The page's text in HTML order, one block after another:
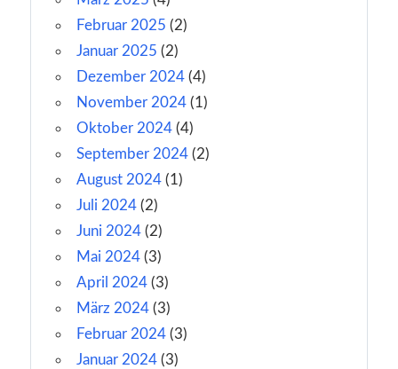
Februar 2025 (2)
Januar 2025 (2)
Dezember 2024 (4)
November 2024 (1)
Oktober 2024 (4)
September 2024 (2)
August 2024 (1)
Juli 2024 (2)
Juni 2024 (2)
Mai 2024 (3)
April 2024 (3)
März 2024 (3)
Februar 2024 (3)
Januar 2024 (3)